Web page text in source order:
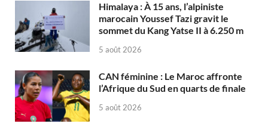
Himalaya : À 15 ans, l’alpiniste
marocain Youssef Tazi gravit le
sommet du Kang Yatse II à 6.250 m
5 août 2026
CAN féminine : Le Maroc affronte
l’Afrique du Sud en quarts de finale
5 août 2026